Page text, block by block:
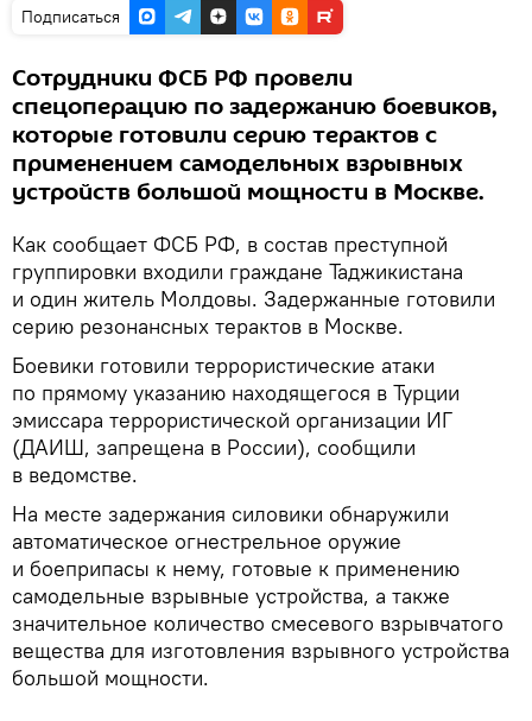
Подписаться
Сотрудники ФСБ РФ провели
спецоперацию по задержанию боевиков,
которые готовили серию терактов с
применением самодельных взрывных
устройств большой мощности в Москве.
Как сообщает ФСБ РФ, в состав преступной
группировки входили граждане Таджикистана
и один житель Молдовы. Задержанные готовили
серию резонансных терактов в Москве.
Боевики готовили террористические атаки
по прямому указанию находящегося в Турции
эмиссара террористической организации ИГ
(ДАИШ, запрещена в России), сообщили
в ведомстве.
На месте задержания силовики обнаружили
автоматическое огнестрельное оружие
и боеприпасы к нему, готовые к применению
самодельные взрывные устройства, а также
значительное количество смесевого взрывчатого
вещества для изготовления взрывного устройства
большой мощности.